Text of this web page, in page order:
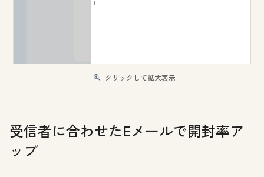
クリックして拡大表示
受信者に合わせたEメールで開封率ア
ップ